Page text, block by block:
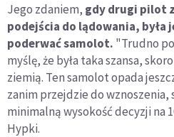
Jego zdaniem, gdy drugi pilot
podejścia do lądowania, była
poderwać samolot. "Trudno
myślę, że była taka szansa,
ziemią. Ten samolot opada
zanim przejdzie do
minimalną wysokość decyzji na
Hypki.